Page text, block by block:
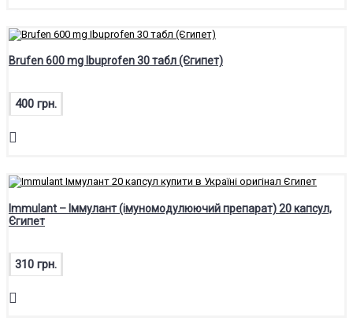
Brufen 600 mg Ibuprofen 30 табл (Єгипет)
400 грн.
Immulant – Іммулант (імуномодулюючий препарат) 20 капсул,
Єгипет
310 грн.